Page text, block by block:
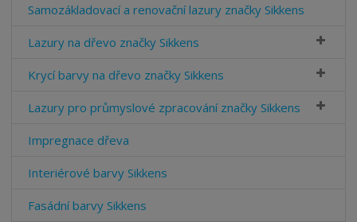
Samozákladovací a renovační lazury značky Sikkens
Lazury na dřevo značky Sikkens
Krycí barvy na dřevo značky Sikkens
Lazury pro průmyslové zpracování značky Sikkens
Impregnace dřeva
Interiérové barvy Sikkens
Fasádní barvy Sikkens